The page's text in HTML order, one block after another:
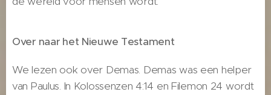
Over naar het Nieuwe Testament
We lezen ook over Demas. Demas was een helper
van Paulus. In Kolossenzen 4:14 en Filemon 24 wordt